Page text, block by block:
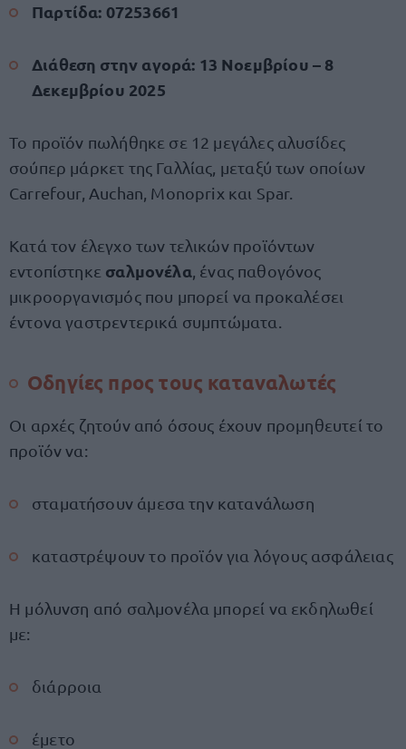
Παρτίδα: 07253661
Διάθεση στην αγορά: 13 Νοεμβρίου – 8
Δεκεμβρίου 2025
Το προϊόν πωλήθηκε σε 12 μεγάλες αλυσίδες
σούπερ μάρκετ της Γαλλίας, μεταξύ των οποίων
Carrefour, Auchan, Monoprix και Spar.
Κατά τον έλεγχο των τελικών προϊόντων
εντοπίστηκε σαλμονέλα , ένας παθογόνος
μικροοργανισμός που μπορεί να προκαλέσει
έντονα γαστρεντερικά συμπτώματα.
Oδηγίες προς τους καταναλωτές
Οι αρχές ζητούν από όσους έχουν προμηθευτεί το
προϊόν να:
σταματήσουν άμεσα την κατανάλωση
καταστρέψουν το προϊόν για λόγους ασφάλειας
Η μόλυνση από σαλμονέλα μπορεί να εκδηλωθεί
με:
διάρροια
έμετο